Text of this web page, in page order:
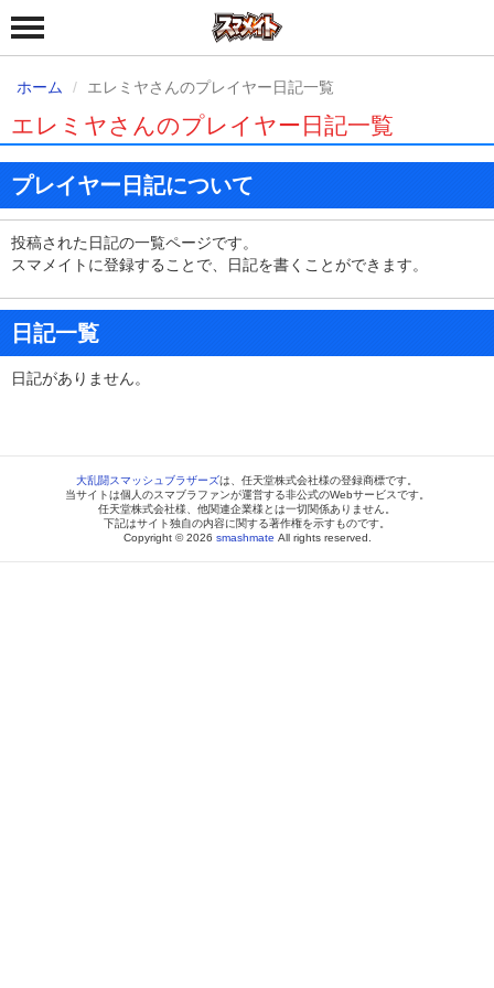
ホーム エレミヤさんのプレイヤー日記一覧
エレミヤさんのプレイヤー日記一覧
プレイヤー日記について
投稿された日記の一覧ページです。
スマメイトに登録することで、日記を書くことができます。
日記一覧
日記がありません。
大乱闘スマッシュブラザーズは、任天堂株式会社様の登録商標です。
当サイトは個人のスマブラファンが運営する非公式のWebサービスです。
任天堂株式会社様、他関連企業様とは一切関係ありません。
下記はサイト独自の内容に関する著作権を示すものです。
Copyright © 2026 smashmate All rights reserved.